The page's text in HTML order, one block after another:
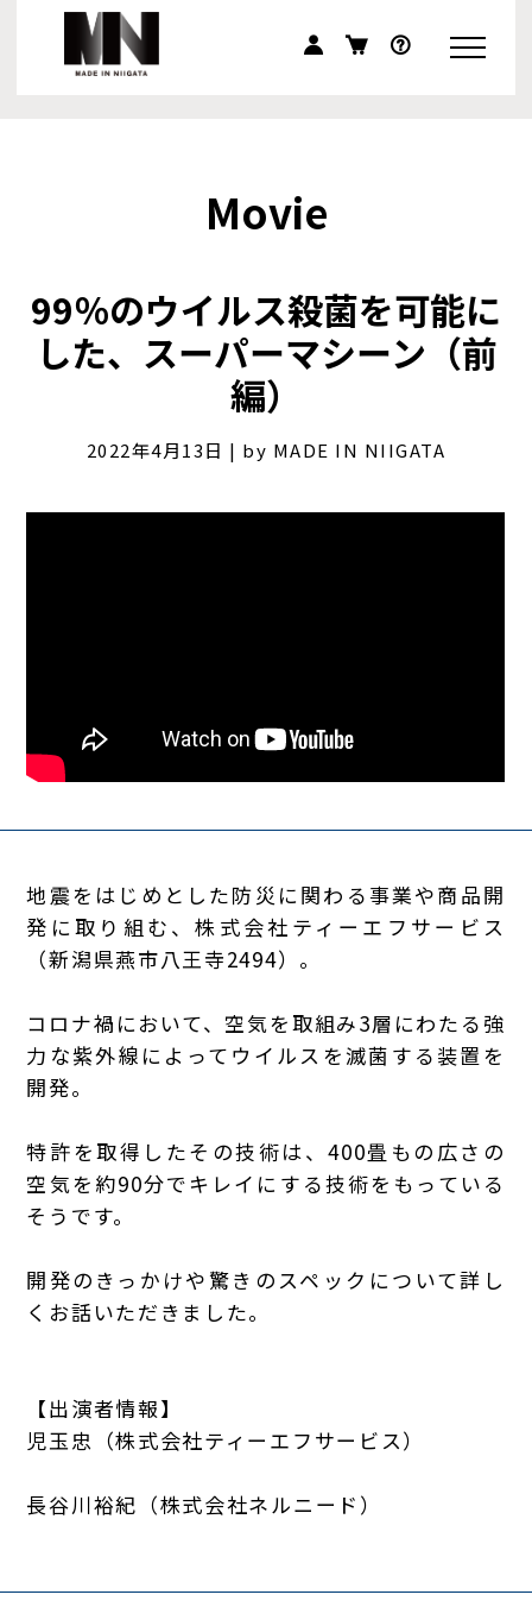
Movie
99％のウイルス殺菌を可能に
した、スーパーマシーン（前
編）
2022年4月13日 | by MADE IN NIIGATA
地震をはじめとした防災に関わる事業や商品開
発に取り組む、株式会社ティーエフサービス
（新潟県燕市八王寺2494）。
コロナ禍において、空気を取組み3層にわたる強
力な紫外線によってウイルスを滅菌する装置を
開発。
特許を取得したその技術は、400畳もの広さの
空気を約90分でキレイにする技術をもっている
そうです。
開発のきっかけや驚きのスペックについて詳し
くお話いただきました。
【出演者情報】
児玉忠（株式会社ティーエフサービス）
長谷川裕紀（株式会社ネルニード ）